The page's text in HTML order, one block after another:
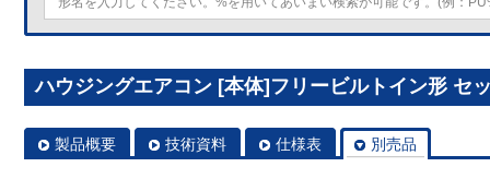
ハウジングエアコン [本体]フリービルトイン形 セ
製品概要 技術資料 仕様表 別売品